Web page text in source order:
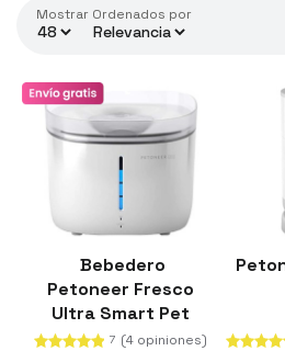
años de garantía y envío en
Mostrar ordenados por
Bebedero
Petoneer Fresco
Ultra Smart Pet
Fountain
7 (4 opiniones)